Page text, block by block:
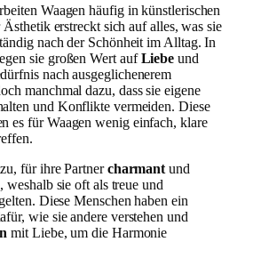
Waagen häufig in künstlerischen
erstreckt sich auf alles, was sie
nach der Schönheit im Alltag. In
sie großen Wert aufLiebe und
nach ausgeglichenerem
manchmal dazu, dass sie eigene
und Konflikte vermeiden. Diese
es für Waagen wenig einfach, klare
für ihre Partnercharmant und
weshalb sie oft als treue und
Diese Menschen haben ein
wie sie andere verstehen und
mit Liebe, um die Harmonie